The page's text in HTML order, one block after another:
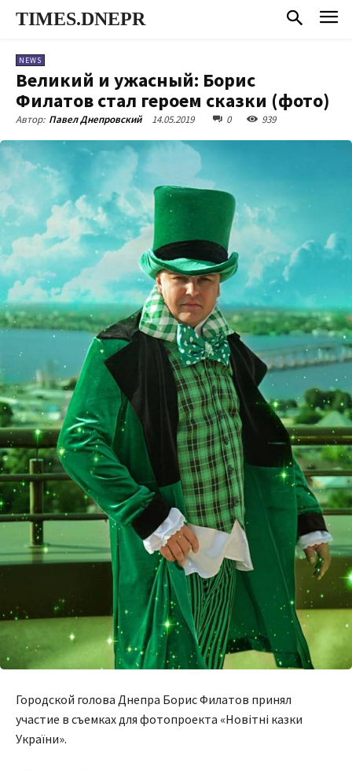
TIMES.DNEPR
NEWS
Великий и ужасный: Борис
Филатов стал героем сказки (фото)
Автор: Павел Днепровский 14.05.2019 0 939
Городской голова Днепра Борис Филатов принял
участие в съемках для фотопроекта «Новітні казки
України».